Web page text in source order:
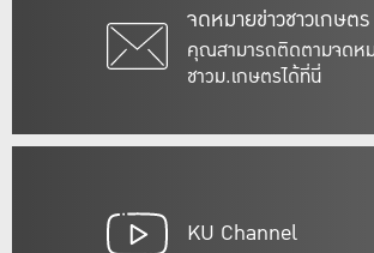
จดหมายข่าวชาวเกษตร
คุณสามารถติดตามจดห
ชาวม.เกษตรได้ที่นี่
KU Channel